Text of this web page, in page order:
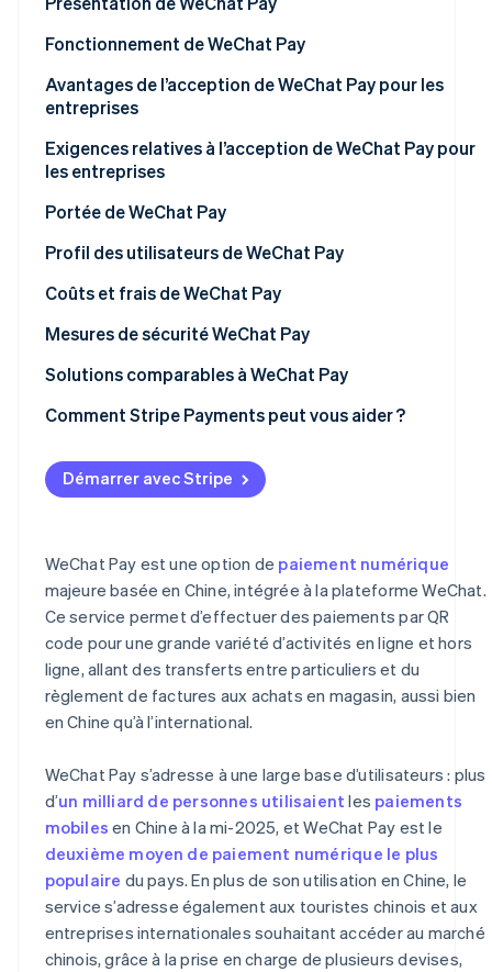
Découvrez les prochaines évolutions
Radar
Atlas
Constitution de start-up
Climate
Élimination du carbone
Identity
Vérification de l'identité
Découvrez comment Stripe construit l’infrastructure
Commerce en ligne
Écosystème
Partenaires
Stripe App
Marketplace
Fonctionnement de WeChat Pay
Initiation et acheminement des transactions
Sécurité des données
Structure tarifaire
Règlement et compensation
Données et informations sur les transactions
Avantages de l’acception de WeChat Pay pour les
entreprises
Accessibilité accrue pour les clients
Optimisation de la vitesse de transaction
Réduction des cas de fraude
Intégration étendue avec d’autres plateformes
Amélioration de la précision comptable
Soutien pour les initiatives marketing et de fidélisation
Capacité à interagir avec les clients en temps réel
Exigences relatives à l’acception de WeChat Pay pour
les entreprises
Mise en place juridique et bancaire
Intégration technique
Conformité et préparation opérationnelle
Service client et connaissance du marché
Portée de WeChat Pay
Profil des utilisateurs de WeChat Pay
Entreprises
Clients
Coûts et frais de WeChat Pay
Entreprises
Clients
Mesures de sécurité WeChat Pay
Solutions comparables à WeChat Pay
Comment Stripe Payments peut vous aider ?
Démarrer avec Stripe
WeChat Pay est une option de paiement numérique
majeure basée en Chine, intégrée à la plateforme WeChat.
Ce service permet d’effectuer des paiements par QR
code pour une grande variété d’activités en ligne et hors
ligne, allant des transferts entre particuliers et du
règlement de factures aux achats en magasin, aussi bien
en Chine qu’à l’international.
WeChat Pay s’adresse à une large base d’utilisateurs : plus
d’un milliard de personnes utilisaient les paiements
mobiles en Chine à la mi-2025, et WeChat Pay est le
deuxième moyen de paiement numérique le plus
populaire du pays. En plus de son utilisation en Chine, le
service s’adresse également aux touristes chinois et aux
entreprises internationales souhaitant accéder au marché
chinois, grâce à la prise en charge de plusieurs devises,